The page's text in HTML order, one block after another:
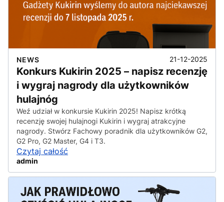
NEWS 21-12-2025
Konkurs Kukirin 2025 – napisz recenzję
i wygraj nagrody dla użytkowników
hulajnóg
Weź udział w konkursie Kukirin 2025! Napisz krótką
recenzję swojej hulajnogi Kukirin i wygraj atrakcyjne
nagrody. Stwórz Fachowy poradnik dla użytkowników G2,
G2 Pro, G2 Master, G4 i T3.
Czytaj całość
admin